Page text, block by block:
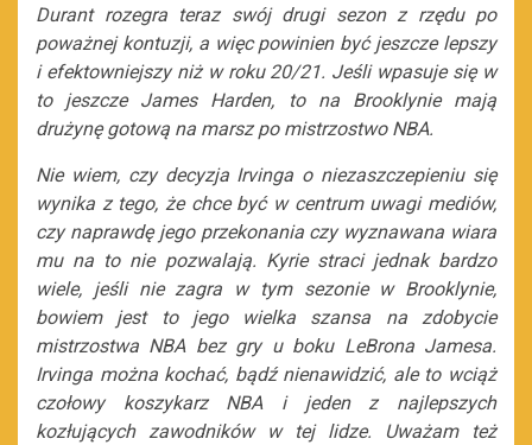
Durant rozegra teraz swój drugi sezon z rzędu po
poważnej kontuzji, a więc powinien być jeszcze lepszy
i efektowniejszy niż w roku 20/21. Jeśli wpasuje się w
to jeszcze James Harden, to na Brooklynie mają
drużynę gotową na marsz po mistrzostwo NBA.
Nie wiem, czy decyzja Irvinga o niezaszczepieniu się
wynika z tego, że chce być w centrum uwagi mediów,
czy naprawdę jego przekonania czy wyznawana wiara
mu na to nie pozwalają. Kyrie straci jednak bardzo
wiele, jeśli nie zagra w tym sezonie w Brooklynie,
bowiem jest to jego wielka szansa na zdobycie
mistrzostwa NBA bez gry u boku LeBrona Jamesa.
Irvinga można kochać, bądź nienawidzić, ale to wciąż
czołowy koszykarz NBA i jeden z najlepszych
kozłujących zawodników w tej lidze. Uważam też